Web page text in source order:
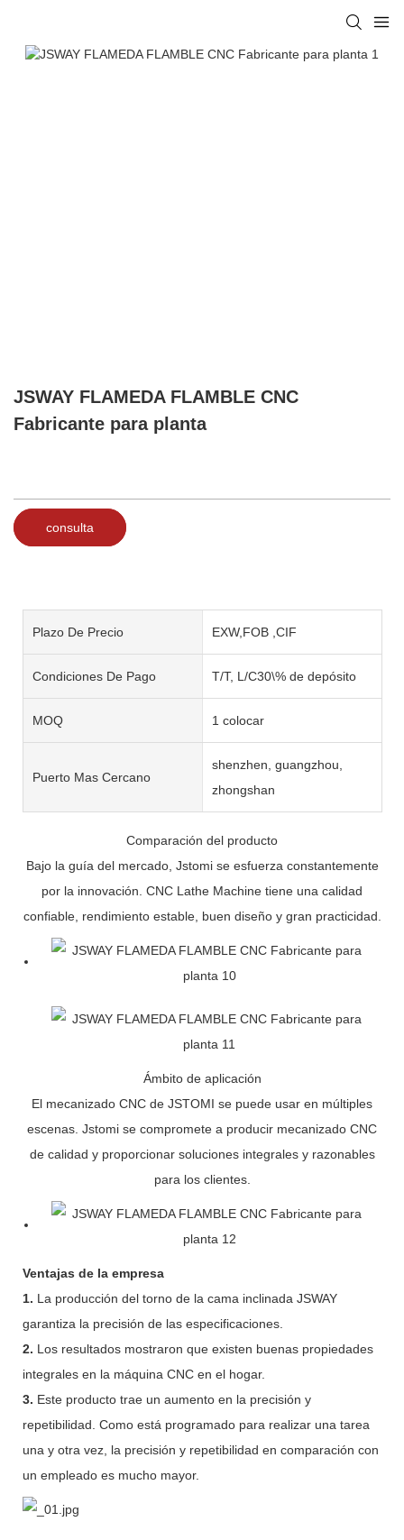
JSWAY FLAMEDA FLAMBLE CNC
Fabricante para planta
consulta
Plazo De Precio EXW,FOB ,CIF
Condiciones De Pago T/T, L/C30\% de depósito
MOQ 1 colocar
Puerto Mas Cercano
shenzhen, guangzhou,
zhongshan
Comparación del producto
Bajo la guía del mercado, Jstomi se esfuerza constantemente
por la innovación. CNC Lathe Machine tiene una calidad
confiable, rendimiento estable, buen diseño y gran practicidad.
Ámbito de aplicación
El mecanizado CNC de JSTOMI se puede usar en múltiples
escenas. Jstomi se compromete a producir mecanizado CNC
de calidad y proporcionar soluciones integrales y razonables
para los clientes.
Ventajas de la empresa
1. La producción del torno de la cama inclinada JSWAY
garantiza la precisión de las especificaciones.
2. Los resultados mostraron que existen buenas propiedades
integrales en la máquina CNC en el hogar.
3. Este producto trae un aumento en la precisión y
repetibilidad. Como está programado para realizar una tarea
una y otra vez, la precisión y repetibilidad en comparación con
un empleado es mucho mayor.